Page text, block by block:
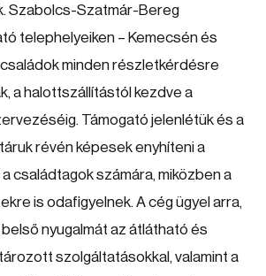
Szabolcs-Szatmár-Bereg
telephelyeiken – Kemecsén és
családok minden részletkérdésre
a halottszállítástól kezdve a
Támogató jelenlétük és a
révén képesek enyhíteni a
családtagok számára, miközben a
is odafigyelnek. A cég ügyel arra,
nyugalmát az átlátható és
szolgáltatásokkal, valamint a